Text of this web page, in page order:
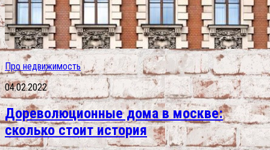
Про недвижимость
04.02.2022
Дореволюционные дома в москве:
сколько стоит история